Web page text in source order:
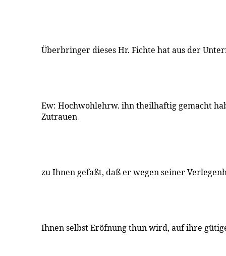
Überbringer dieses Hr. Fichte hat aus der
Ew: Hochwohlehrw. ihn theilhaftig gemacht
Zutrauen
zu Ihnen gefaßt, daß er wegen seiner
Ihnen selbst Eröfnung thun wird, auf ihre